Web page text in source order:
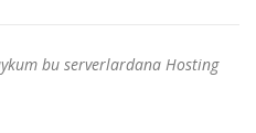
bu serverlardana Hosting